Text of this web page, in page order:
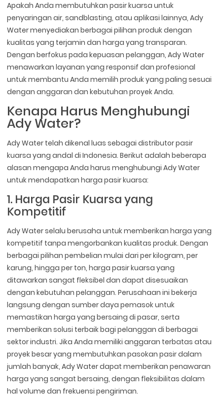
Apakah Anda membutuhkan pasir kuarsa untuk
penyaringan air, sandblasting, atau aplikasi lainnya, Ady
Water menyediakan berbagai pilihan produk dengan
kualitas yang terjamin dan harga yang transparan.
Dengan berfokus pada kepuasan pelanggan, Ady Water
menawarkan layanan yang responsif dan profesional
untuk membantu Anda memilih produk yang paling sesuai
dengan anggaran dan kebutuhan proyek Anda.
Kenapa Harus Menghubungi
Ady Water?
Ady Water telah dikenal luas sebagai distributor pasir
kuarsa yang andal di Indonesia. Berikut adalah beberapa
alasan mengapa Anda harus menghubungi Ady Water
untuk mendapatkan harga pasir kuarsa:
1. Harga Pasir Kuarsa yang
Kompetitif
Ady Water selalu berusaha untuk memberikan harga yang
kompetitif tanpa mengorbankan kualitas produk. Dengan
berbagai pilihan pembelian mulai dari per kilogram, per
karung, hingga per ton, harga pasir kuarsa yang
ditawarkan sangat fleksibel dan dapat disesuaikan
dengan kebutuhan pelanggan. Perusahaan ini bekerja
langsung dengan sumber daya pemasok untuk
memastikan harga yang bersaing di pasar, serta
memberikan solusi terbaik bagi pelanggan di berbagai
sektor industri. Jika Anda memiliki anggaran terbatas atau
proyek besar yang membutuhkan pasokan pasir dalam
jumlah banyak, Ady Water dapat memberikan penawaran
harga yang sangat bersaing, dengan fleksibilitas dalam
hal volume dan frekuensi pengiriman.